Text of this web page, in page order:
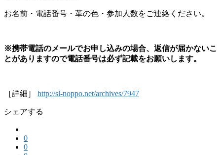
お名前・電話番号・革の色・参加人数をご連絡ください。
※携帯電話のメールでお申し込みの場合、返信が届かないこ
とがありますので電話番号は必ず記載をお願いします。
［詳細］ http://sl-noppo.net/archives/7947
シェアする
0
0